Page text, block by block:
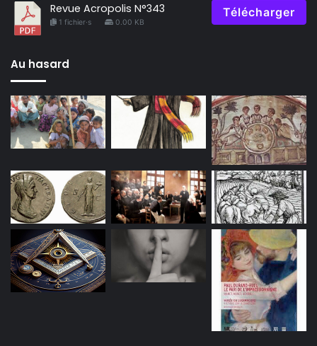
Revue Acropolis N°343
1 fichier·s 0.00 KB
Télécharger
Au hasard